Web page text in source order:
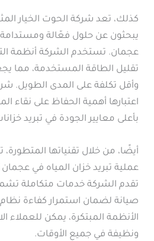
كذلك، تعد شركة الحوت الخيار
يبحثون عن حلول فعّالة ومستدامة
عجمان. تستخدم الشركة أنظمة
تقليل الطاقة المستخدمة، مما
وأقل تكلفة على المدى الطويل.
اعتبارها أهمية الحفاظ على نقاء
بأعلى معايير الجودة في تبريد
أيضًا، من خلال تقنياتها
عملية تبريد خزان المياه في
تقدم الشركة خدمات متكاملة
صيانة لضمان استمرار كفاءة نظام
الأنظمة المبتكرة، يمكن للعملاء
ونظيفة في جميع الأوقات.